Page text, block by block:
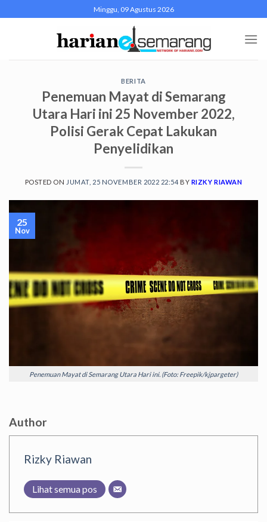
to
Minggu, 09 Agustus 2026
BERITA
Penemuan Mayat di Semarang
Utara Hari ini 25 November 2022,
Polisi Gerak Cepat Lakukan
Penyelidikan
POSTED ON JUMAT, 25 NOVEMBER 2022 22:54 BY RIZKY RIAWAN
Penemuan Mayat di Semarang Utara Hari ini. (Foto: Freepik/kjpargeter)
25
Nov
Author
Rizky Riawan
Lihat semua pos